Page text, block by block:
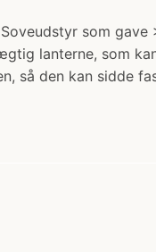
som
lanterne, som
så den kan sidde